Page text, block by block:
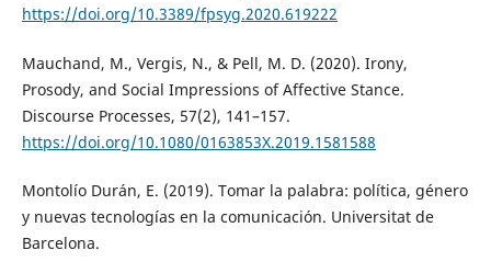
https://doi.org/10.3389/fpsyg.2020.619222
Mauchand, M., Vergis, N., & Pell, M. D. (2020). Irony,
Prosody, and Social Impressions of Affective Stance.
Discourse Processes, 57(2), 141–157.
https://doi.org/10.1080/0163853X.2019.1581588
Montolío Durán, E. (2019). Tomar la palabra: política, género
y nuevas tecnologías en la comunicación. Universitat de
Barcelona.